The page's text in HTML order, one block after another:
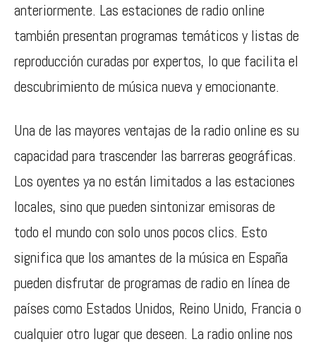
anteriormente. Las estaciones de radio online
también presentan programas temáticos y listas de
reproducción curadas por expertos, lo que facilita el
descubrimiento de música nueva y emocionante.
Una de las mayores ventajas de la radio online es su
capacidad para trascender las barreras geográficas.
Los oyentes ya no están limitados a las estaciones
locales, sino que pueden sintonizar emisoras de
todo el mundo con solo unos pocos clics. Esto
significa que los amantes de la música en España
pueden disfrutar de programas de radio en línea de
países como Estados Unidos, Reino Unido, Francia o
cualquier otro lugar que deseen. La radio online nos